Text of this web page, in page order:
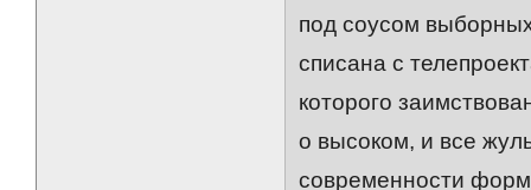
под соусом
списана с
которого
о высоком, и все
современности